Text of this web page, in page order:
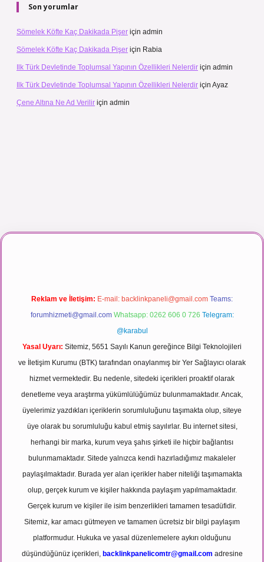
Son yorumlar
Sömelek Köfte Kaç Dakikada Pişer için admin
Sömelek Köfte Kaç Dakikada Pişer için Rabia
Ilk Türk Devletinde Toplumsal Yapının Özellikleri Nelerdir için admin
Ilk Türk Devletinde Toplumsal Yapının Özellikleri Nelerdir için Ayaz
Çene Altına Ne Ad Verilir için admin
maç izle
Reklam ve İletişim: E-mail: backlinkpaneli@gmail.com Teams:
forumhizmeti@gmail.com Whatsapp: 0262 606 0 726 Telegram:
@karabul
Yasal Uyarı: Sitemiz, 5651 Sayılı Kanun gereğince Bilgi Teknolojileri
ve İletişim Kurumu (BTK) tarafından onaylanmış bir Yer Sağlayıcı olarak
hizmet vermektedir. Bu nedenle, sitedeki içerikleri proaktif olarak
denetleme veya araştırma yükümlülüğümüz bulunmamaktadır. Ancak,
üyelerimiz yazdıkları içeriklerin sorumluluğunu taşımakta olup, siteye
üye olarak bu sorumluluğu kabul etmiş sayılırlar. Bu internet sitesi,
herhangi bir marka, kurum veya şahıs şirketi ile hiçbir bağlantısı
bulunmamaktadır. Sitede yalnızca kendi hazırladığımız makaleler
paylaşılmaktadır. Burada yer alan içerikler haber niteliği taşımamakta
olup, gerçek kurum ve kişiler hakkında paylaşım yapılmamaktadır.
Gerçek kurum ve kişiler ile isim benzerlikleri tamamen tesadüfidir.
Sitemiz, kar amacı gütmeyen ve tamamen ücretsiz bir bilgi paylaşım
platformudur. Hukuka ve yasal düzenlemelere aykırı olduğunu
düşündüğünüz içerikleri, backlinkpanelicomtr@gmail.com adresine